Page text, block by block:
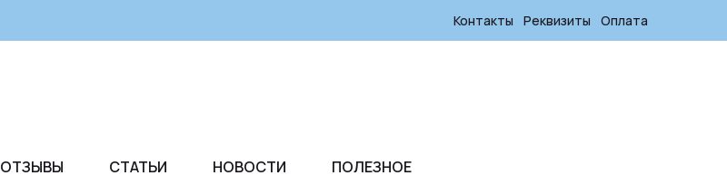
Контакты Реквизиты Оплата
ОТЗЫВЫ СТАТЬИ НОВОСТИ ПОЛЕЗНОЕ